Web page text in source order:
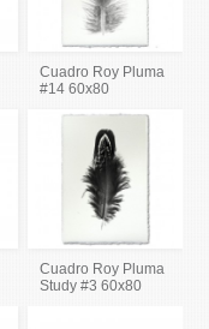
Cuadro Roy Pluma
#14 60x80
Cuadro Roy Pluma
Study #3 60x80